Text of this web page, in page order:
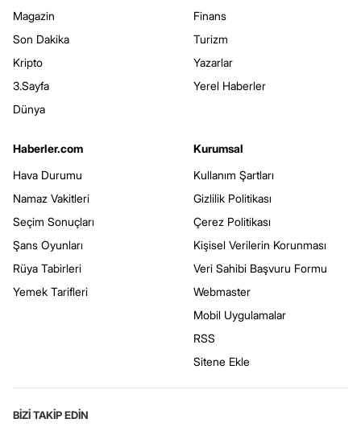
Magazin
Son Dakika
Kripto
3.Sayfa
Dünya
Finans
Turizm
Yazarlar
Yerel Haberler
Haberler.com
Hava Durumu
Namaz Vakitleri
Seçim Sonuçları
Şans Oyunları
Rüya Tabirleri
Yemek Tarifleri
Kurumsal
Kullanım Şartları
Gizlilik Politikası
Çerez Politikası
Kişisel Verilerin Korunması
Veri Sahibi Başvuru Formu
Webmaster
Mobil Uygulamalar
RSS
Sitene Ekle
BİZİ TAKİP EDİN